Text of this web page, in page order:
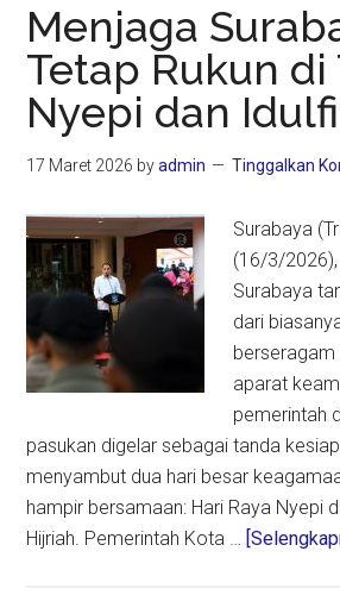
Menjaga
Tetap Rukun di
Nyepi dan
17 Maret 2026 byadmin Tinggalkan
Surabaya
(16/3/
Surabaya
dari
berseragam
aparat
pemerintah
pasukan digelar sebagai tanda
menyambut dua hari besar
hampir bersamaan: Hari Raya Nyepi
Hijriah. Pemerintah Kota …